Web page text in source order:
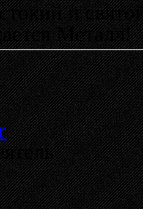
и
Металл!